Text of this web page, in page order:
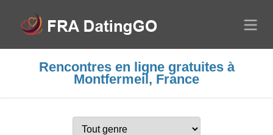
Rencontres en ligne gratuites à
Montfermeil, France